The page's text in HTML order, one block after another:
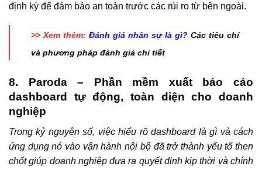
định kỳ để đảm bảo an toàn trước các rủi ro từ bên ngoài.
>> Xem thêm: Đánh giá nhân sự là gì? Các tiêu chí
và phương pháp đánh giá chi tiết
8. Paroda – Phần mềm xuất báo cáo
dashboard tự động, toàn diện cho doanh
nghiệp
Trong kỷ nguyên số, việc hiểu rõ dashboard là gì và cách
ứng dụng nó vào vận hành nội bộ đã trở thành yếu tố then
chốt giúp doanh nghiệp đưa ra quyết định kịp thời và chính